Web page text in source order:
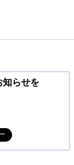
知らせを